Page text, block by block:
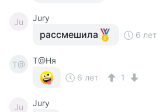
Ju Jury
рассмешила 6 лет
Т@
Т@Ня
6 лет
1
Ju Jury